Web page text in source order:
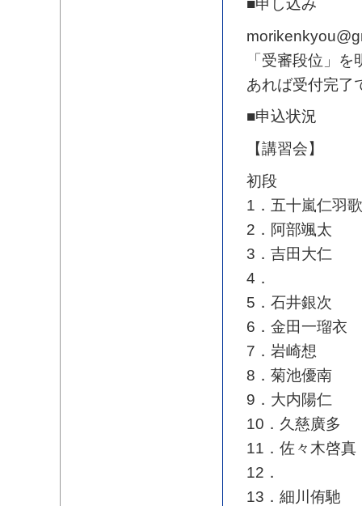
■申し込み
「受審段位」
あれば受付完了
■申込状況
【講習会】
初段
1．五十嵐仁羽歌
2．阿部颯太
3．吉田大仁
4．
5．石井銀次
6．金田一瑠衣
7．岩崎想
8．菊池優南
9．大内陽仁
10．久慈廣多
11．佐々木啓真
12．
13．細川侑馳